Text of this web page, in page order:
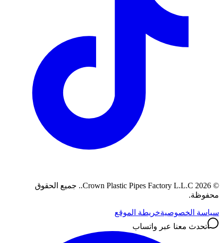
©
2026
Crown Plastic Pipes Factory L.L.C.
.جميع الحقوق
محفوظة.
سياسة الخصوصيةخريطة الموقع
تحدث معنا عبر واتساب